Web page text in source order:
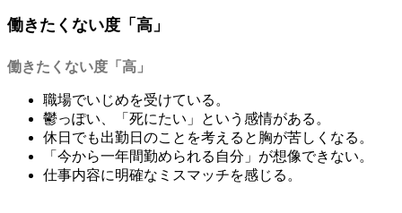
働きたくない度「高」
働きたくない度「高」
職場でいじめを受けている。
鬱っぽい、「死にたい」という感情がある。
休日でも出勤日のことを考えると胸が苦しくなる。
「今から一年間勤められる自分」が想像できない。
仕事内容に明確なミスマッチを感じる。